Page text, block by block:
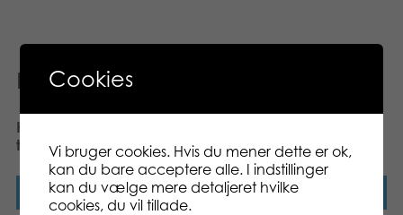
Relaterede varer
Heros Constructor
tilbehørssæt 75 stk
Læs mere
Brandbil, 155 dele
Læs mere
Cookies
Vi bruger cookies. Hvis du mener dette er ok,
kan du bare acceptere alle. I indstillinger
kan du vælge mere detaljeret hvilke
cookies, du vil tillade.